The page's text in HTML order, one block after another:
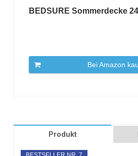
BEDSURE Sommerdecke
Bei Amazon
Produkt